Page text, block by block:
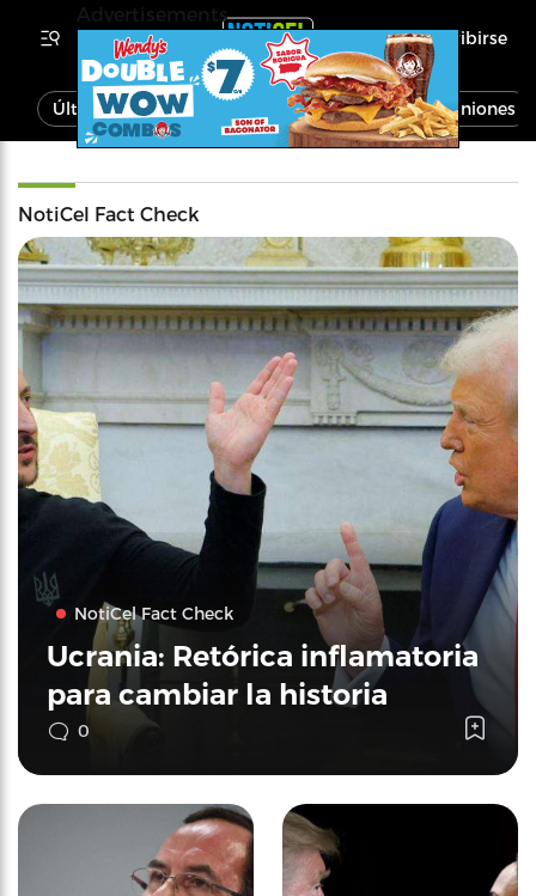
Inscribirse
Última Hora Noticias Economía Opiniones
NotiCel Fact Check
NotiCel Fact Check
Ucrania: Retórica inflamatoria
para cambiar la historia
0
Advertisements